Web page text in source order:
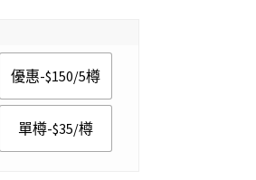
優惠-$150/5樽
單樽-$35/樽